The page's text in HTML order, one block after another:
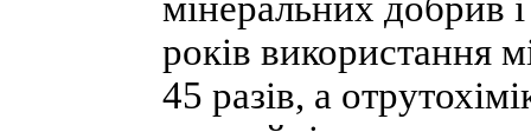
років використання
45 разів, а